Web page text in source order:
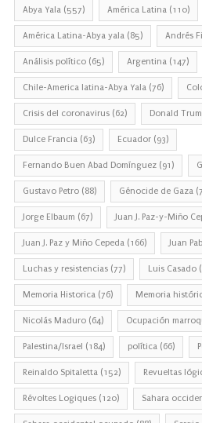
Abya Yala (557) América Latina (110)
América Latina-Abya yala (85) Andrés
Análisis político (65) Argentina (147)
Chile-America latina-Abya Yala (76)
Crisis del coronavirus (62) Donald
Dulce Francia (63) Ecuador (93)
Fernando Buen Abad Domínguez (91)
Gustavo Petro (88) Génocide de Gaza
Jorge Elbaum (67) Juan J. Paz-y-Miño
Juan J. Paz y Miño Cepeda (166) Juan
Luchas y resistencias (77) Luis Casado
Memoria Historica (76) Memoria
Nicolás Maduro (64) Ocupación
Palestina/Israel (184) política (66)
Reinaldo Spitaletta (152) Revueltas
Révoltes Logiques (120) Sahara